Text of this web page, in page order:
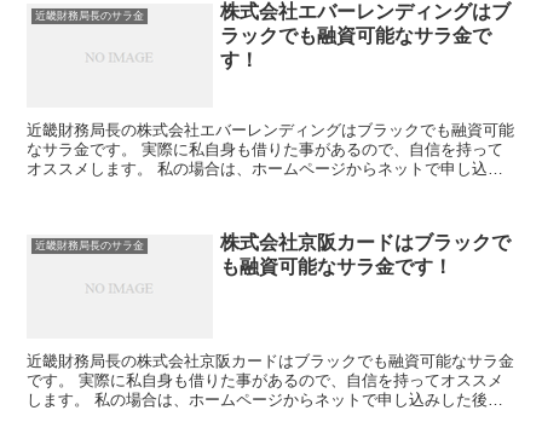
近畿財務局長のサラ金
株式会社エバーレンディングはブ
ラックでも融資可能なサラ金で
す！
近畿財務局長の株式会社エバーレンディングはブラックでも融資可能
なサラ金です。 実際に私自身も借りた事があるので、自信を持って
オススメします。 私の場合は、ホームページからネットで申し込み
近畿財務局長のサラ金
株式会社京阪カードはブラックで
も融資可能なサラ金です！
近畿財務局長の株式会社京阪カードはブラックでも融資可能なサラ金
です。 実際に私自身も借りた事があるので、自信を持ってオススメ
します。 私の場合は、ホームページからネットで申し込みした後に